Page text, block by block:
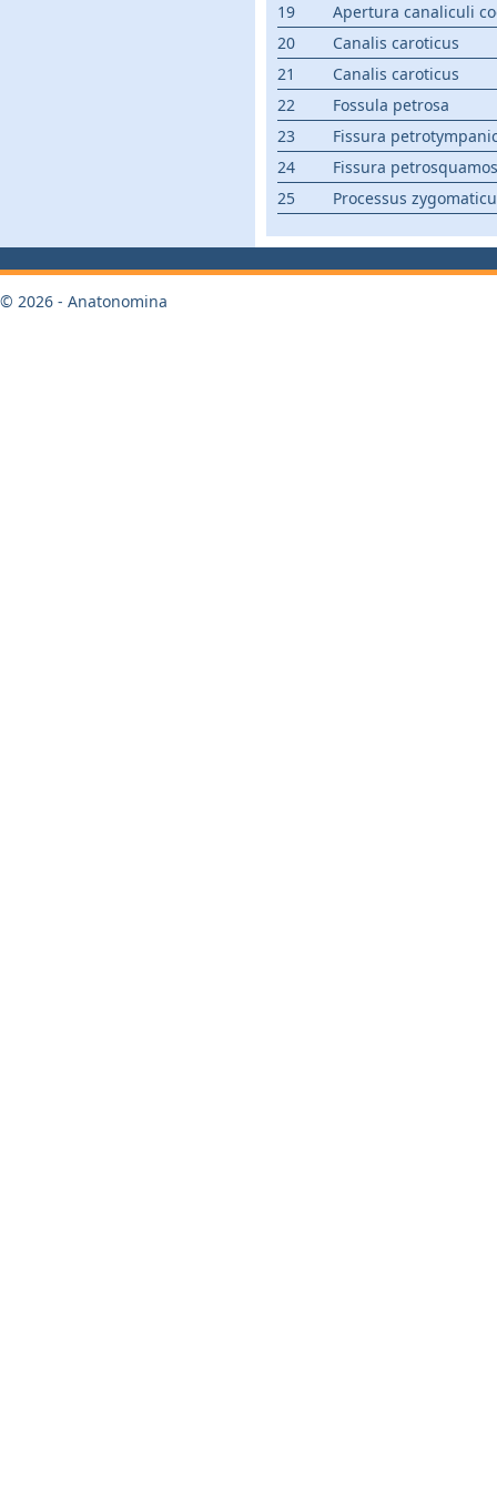
19
Apertura canaliculi
20
Canalis caroticus
21
Canalis caroticus
22
Fossula petrosa
23
Fissura
24
Fissura
25
Processus
© 2026 - Anatonomina